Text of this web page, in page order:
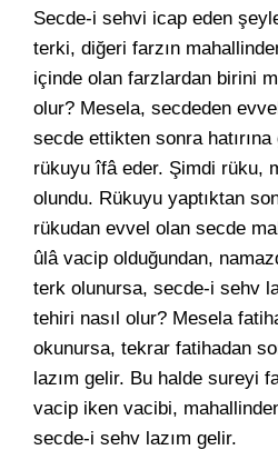
Secde-i sehvi icap eden
terki, diğeri farzın
içinde olan farzlardan birini
olur? Mesela, secdeden
secde ettikten sonra
rükuyu îfâ eder. Şimdi rüku,
olundu. Rükuyu yaptıktan
rükudan evvel olan secde
ûlâ vacip olduğundan,
terk olunursa, secde-i sehv
tehiri nasıl olur? Mesela
okunursa, tekrar fatihadan
lazım gelir. Bu halde sureyi
vacip iken vacibi,
secde-i sehv lazım gelir.